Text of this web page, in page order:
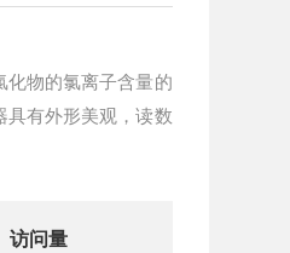
化物的氯离子含量的
具有外形美观，读数
访问量